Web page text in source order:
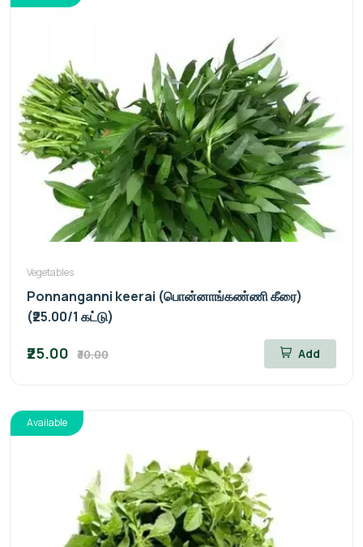
Vegetables
Ponnanganni keerai (பொன்னாங்கண்ணி கீரை)
(₹25.00/1 கட்டு)
₹25.00 ₹30.00 Add
Available